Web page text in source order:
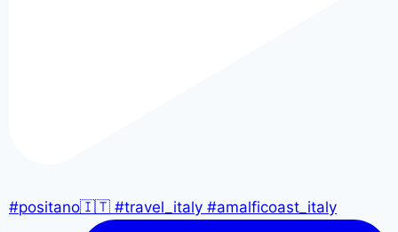
#positano🇮🇹 #travel_italy #amalficoast_italy